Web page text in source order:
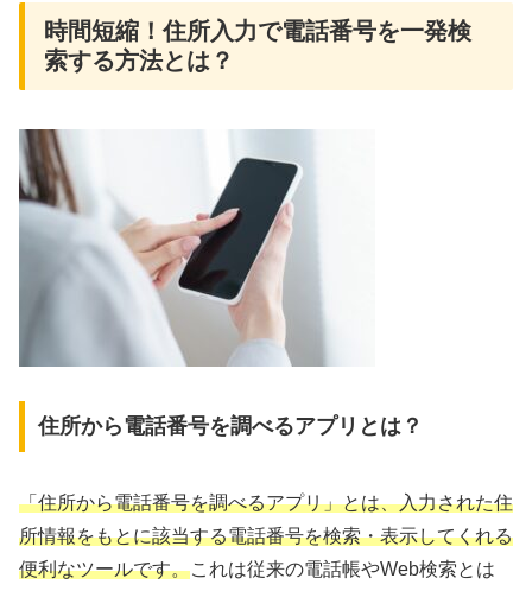
時間短縮！住所入力で電話番号を一発検
索する方法とは？
住所から電話番号を調べるアプリとは？
「住所から電話番号を調べるアプリ」とは、入力された住
所情報をもとに該当する電話番号を検索・表示してくれる
便利なツールです。これは従来の電話帳やWeb検索とは